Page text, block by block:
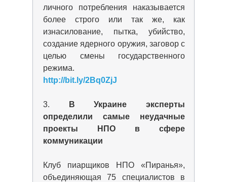
личного потребления наказывается
более строго или так же, как
изнасилование, пытка, убийство,
создание ядерного оружия, заговор с
целью смены государственного
режима.
http://bit.ly/2Bq0ZjJ
3. В Украине эксперты
определили самые неудачные
проекты НПО в сфере
коммуникации
Клуб пиарщиков НПО «Пиранья»,
объединяющая 75 специалистов в